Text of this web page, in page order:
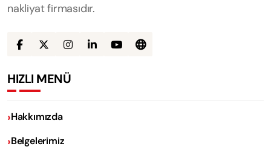
nakliyat firmasıdır.
HIZLI MENÜ
Hakkımızda
Belgelerimiz